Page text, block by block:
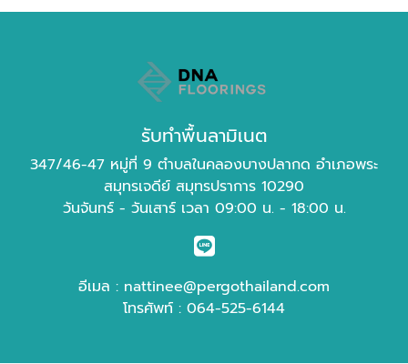
รับทำพื้นลามิเนต
347/46-47 หมู่ที่ 9 ตำบลในคลองบางปลากด อำเภอพระ
สมุทรเจดีย์ สมุทรปราการ 10290
วันจันทร์ - วันเสาร์ เวลา 09:00 น. - 18:00 น.
อีเมล : nattinee@pergothailand.com
โทรศัพท์ : 064-525-6144